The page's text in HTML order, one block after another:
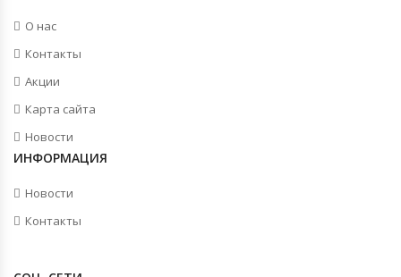
О нас
Контакты
Акции
Карта сайта
Новости
ИНФОРМАЦИЯ
Новости
Контакты